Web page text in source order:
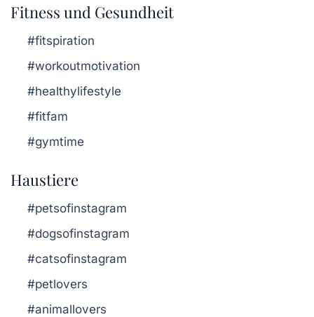
Fitness und Gesundheit
#fitspiration
#workoutmotivation
#healthylifestyle
#fitfam
#gymtime
Haustiere
#petsofinstagram
#dogsofinstagram
#catsofinstagram
#petlovers
#animallovers